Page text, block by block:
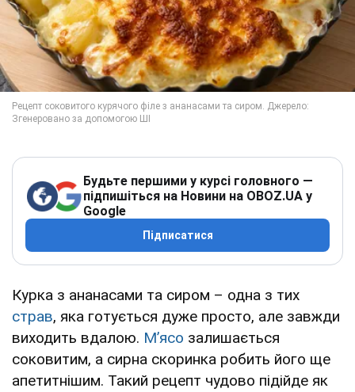
Будьте першими у курсі головного —
підпишіться на Новини на OBOZ.UA у
Google
Підписатися
Курка з ананасами та сиром – одна з тих
страв, яка готується дуже просто, але завжди
виходить вдалою. М’ясо залишається
соковитим, а сирна скоринка робить його ще
апетитнішим. Такий рецепт чудово підійде як